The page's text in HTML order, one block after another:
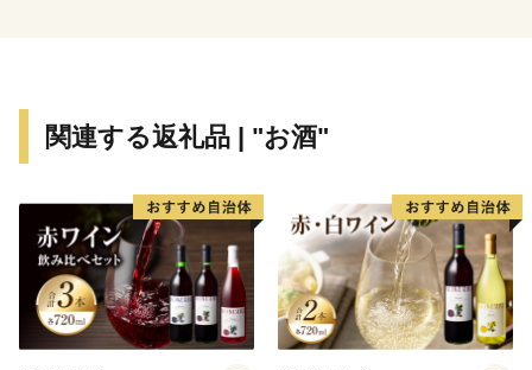
だからこそ提供できる自慢の産品がたくさんあります。
礼としてお送りしますので、それらを通じて「肝付町」
を感じていただけましたなら幸いです。
＜お礼の品について＞
お礼の品につきましては、金曜日から翌週の木曜日まで
関連する返礼品 | "お酒"